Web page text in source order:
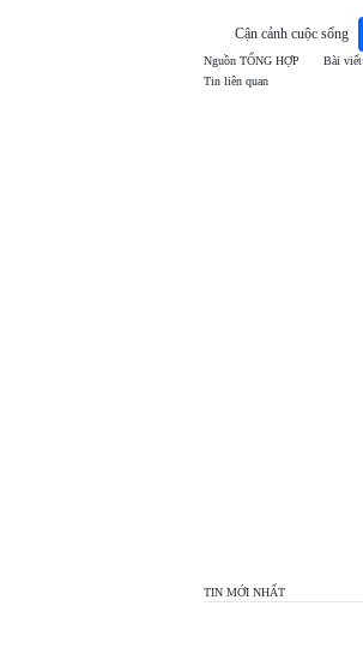
Cận cảnh cuộc sống
Nguồn TỔNG HỢP Bài viết
Tin liên quan
TIN MỚI NHẤT